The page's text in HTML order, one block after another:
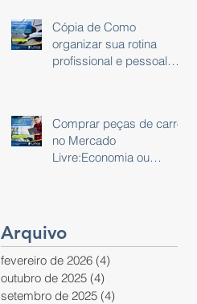
Cópia de Como
organizar sua rotina
profissional e pessoal
Comprar peças de carro
no Mercado
Livre:Economia ou
Arquivo
fevereiro de 2026 (4)
outubro de 2025 (4)
setembro de 2025 (4)